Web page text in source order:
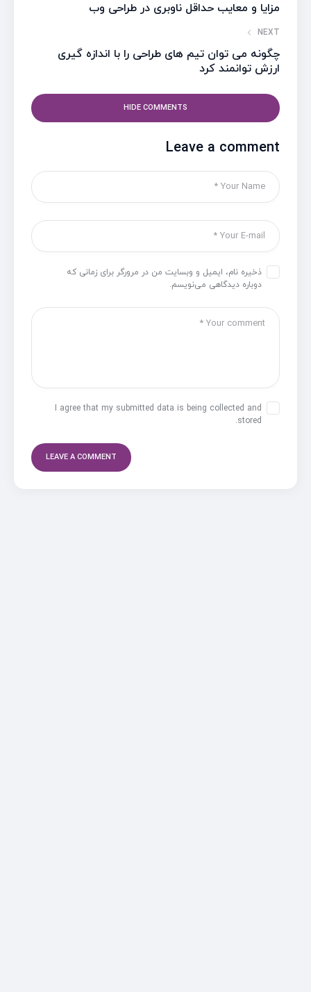
مزایا و معایب حداقل ناوبری در طراحی وب
NEXT
چگونه می توان تیم های طراحی را با اندازه گیری
ارزش توانمند کرد
HIDE COMMENTS
Leave a comment
ذخیره نام، ایمیل و وبسایت من در مرورگر برای زمانی که
دوباره دیدگاهی می‌نویسم.
I agree that my submitted data is being collected and
stored.